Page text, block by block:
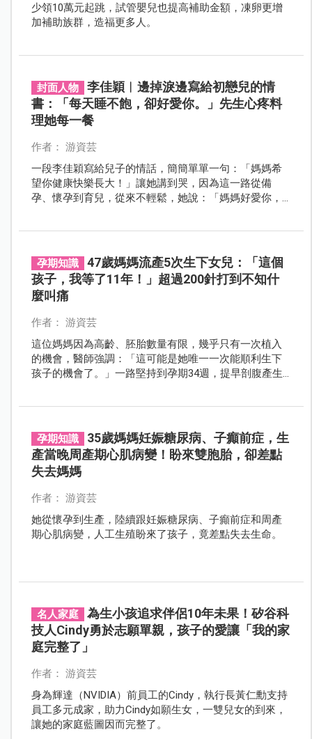
少領10萬元起跳，試管嬰兒也提高補助金額，凍卵更增
加補助族群，造福更多人。
封面人物
李佳穎︱邊掉淚邊寫給初戀兒的情
書：「每天睡不飽，卻好愛你。」先生心疼料
理她每一餐
作者： 游資芸
一段李佳穎寫給兒子的情話，簡簡單單一句：「媽媽希
望你健康快樂長大！」讓她講到哭，因為這一路從備
孕、懷孕到育兒，從來不輕鬆，她說：「媽媽好愛你，
孕期知識
47歲媽媽流產5次生下女兒：「這個
孩子，我等了11年！」超過200針打到不知什
麼叫痛
作者： 游資芸
這位媽媽因為高齡、胚胎數量有限，幾乎只有一次植入
的機會，醫師強調：「這可能是她唯一一次能順利生下
孩子的機會了。」一路堅持到孕期34週，提早剖腹產生
孕期知識
35歲媽媽妊娠糖尿病、子癲前症，生
產當晚周產期心肌病變！盼來雙胞胎，卻差點
失去媽媽
作者： 游資芸
她從懷孕到生產，陸續跟妊娠糖尿病、子癲前症和周產
期心肌病變，人工生殖盼來了孩子，竟差點失去生命。
名人家庭
為生小孩追求伴侶10年未果！矽谷科
技人Cindy勇於志願單親，孩子的愛讓「我的家
庭完整了」
作者： 游資芸
身為輝達（NVIDIA）前員工的Cindy，執行長黃仁勳支持
員工多元成家，助力Cindy如願生女，一雙兒女的到來，
讓她的家庭藍圖因而完整了。